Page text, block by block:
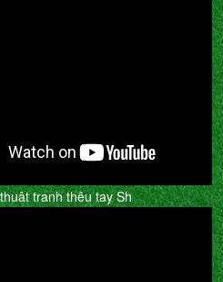
tranh thêu tay Sh